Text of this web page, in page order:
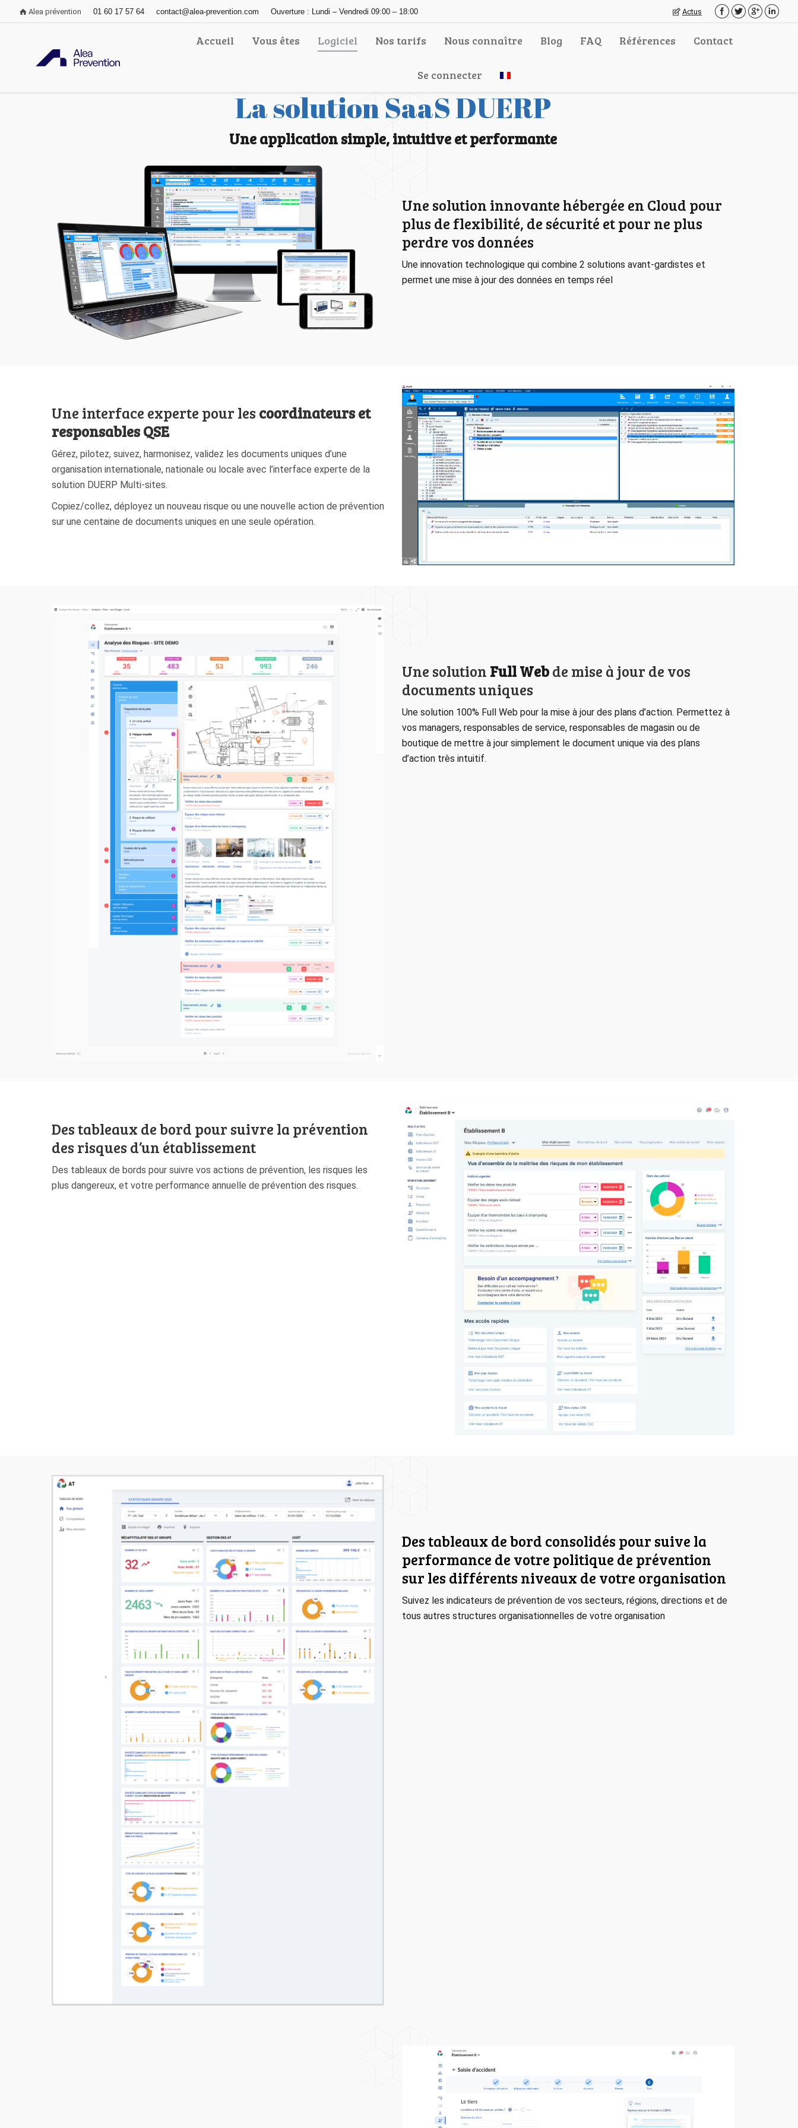
Alea prévention 01 60 17 57 64 contact@alea-prevention.com Ouverture : Lundi – Vendredi 09:00 – 18:00 Actus
Accueil Vous êtes Logiciel Nos tarifs Nous connaître Blog FAQ Références Contact
Se connecter
La solution SaaS DUERP
Une application simple, intuitive et performante
Une solution innovante hébergée en Cloud pour
plus de flexibilité, de sécurité et pour ne plus
perdre vos données
Une innovation technologique qui combine 2 solutions avant-gardistes et
permet une mise à jour des données en temps réel
Une interface experte pour les coordinateurs et
responsables QSE
Gérez, pilotez, suivez, harmonisez, validez les documents uniques d’une
organisation internationale, nationale ou locale avec l’interface experte de la
solution DUERP Multi-sites.
Copiez/collez, déployez un nouveau risque ou une nouvelle action de prévention
sur une centaine de documents uniques en une seule opération.
Une solution Full Webde mise à jour de vos
documents uniques
Une solution 100% Full Web pour la mise à jour des plans d’action. Permettez à
vos managers, responsables de service, responsables de magasin ou de
boutique de mettre à jour simplement le document unique via des plans
d’action très intuitif.
Des tableaux de bord pour suivre la prévention
des risques d’un établissement
Des tableaux de bords pour suivre vos actions de prévention, les risques les
plus dangereux, et votre performance annuelle de prévention des risques.
Des tableaux de bord consolidés pour suive la
performance de votre politique de prévention
sur les différents niveaux de votre organisation
Suivez les indicateurs de prévention de vos secteurs, régions, directions et de
tous autres structures organisationnelles de votre organisation